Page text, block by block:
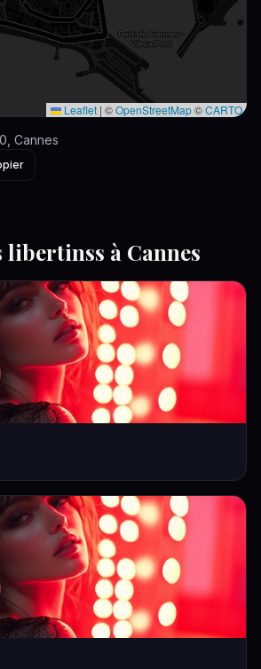
Leaflet | ©OpenStreetMap©CARTO
Cannes
libertinss à Cannes